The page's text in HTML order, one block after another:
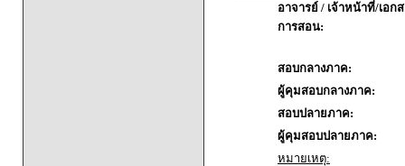
อาจารย์ / เจ้าหน้าที่/เอก
การสอน:
สอบกลางภาค:
ผู้คุมสอบกลางภาค:
สอบปลายภาค:
ผู้คุมสอบปลายภาค:
หมายเหตุ: